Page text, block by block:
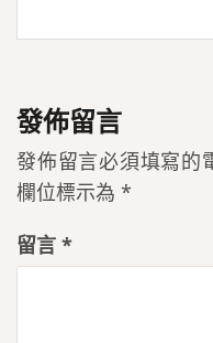
發佈留言
發佈留言必須填寫的
欄位標示為 *
留言 *